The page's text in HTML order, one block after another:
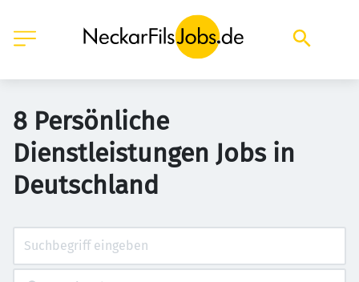
8 Persönliche
Dienstleistungen Jobs in
Deutschland